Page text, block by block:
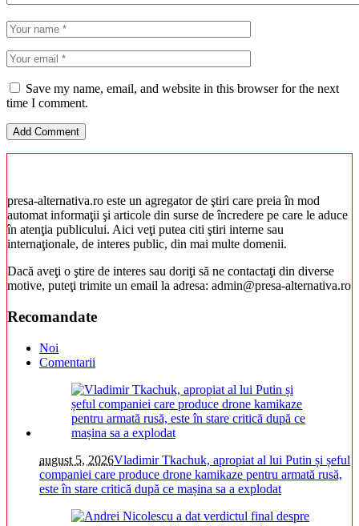
Save my name, email, and website in this browser for the next
time I comment.
presa-alternativa.ro este un agregator de ştiri care preia în mod
automat informaţii şi articole din surse de încredere pe care le aduce
în atenţia publicului. Aici veţi putea citi ştiri interne sau
internaţionale, de interes public, din mai multe domenii.
Dacă aveţi o ştire de interes sau doriţi să ne contactaţi din diverse
motive, puteţi trimite un email la adresa: admin@presa-alternativa.ro
Recomandate
Noi
Comentarii
august 5, 2026Vladimir Tkachuk, apropiat al lui Putin și șeful
companiei care produce drone kamikaze pentru armată rusă,
este în stare critică după ce mașina sa a explodat